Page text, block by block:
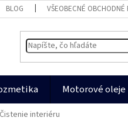
BLOG VŠEOBECNÉ OBCHODNÉ
Motorové oleje
Čistenie interiéru